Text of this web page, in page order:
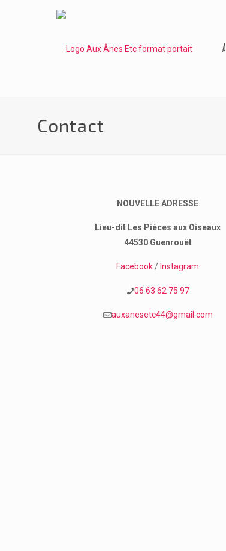
Contact
NOUVELLE ADRESSE
Lieu-dit Les Pièces aux Oiseaux
44530 Guenrouët
Facebook/ Instagram
06 63 62 75 97
auxanesetc44@gmail.com